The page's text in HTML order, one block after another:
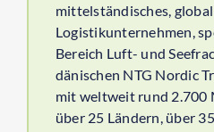
mittelständisches,
Logistikunternehmen,
Bereich Luft- und
dänischen NTG Nordic
mit weltweit rund 2.700
über 25 Ländern, über